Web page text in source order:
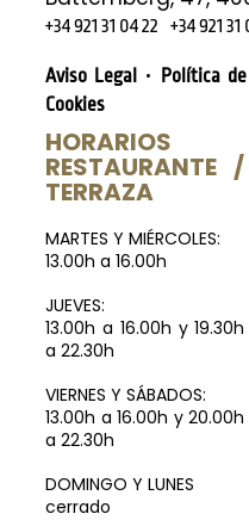
+34 921 31 04 22 +34 921 31
Aviso Legal · Política
Cookies
HORARIOS
RESTAURANTE /
TERRAZA
MARTES Y MIÉRCOLES:
13.00h a 16.00h
JUEVES:
13.00h a 16.00h y 19.30h
a 22.30h
VIERNES Y SÁBADOS:
13.00h a 16.00h y 20.00h
a 22.30h
DOMINGO Y LUNES
cerrado